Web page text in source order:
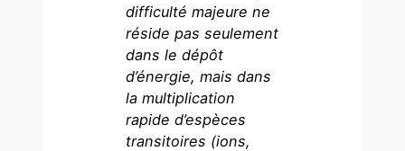
difficulté majeure ne
réside pas seulement
dans le dépôt
d’énergie, mais dans
la multiplication
rapide d’espèces
transitoires (ions,